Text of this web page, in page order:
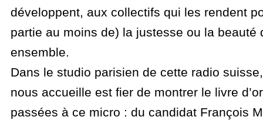
développent, aux collectifs qui les rendent
partie au moins de) la justesse ou la beauté
ensemble.
Dans le studio parisien de cette radio
nous accueille est fier de montrer le livre
passées à ce micro : du candidat François